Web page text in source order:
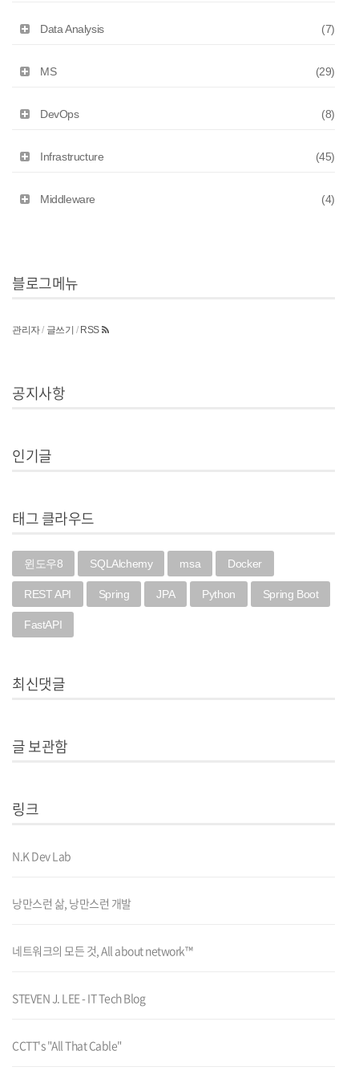
Data Analysis (7)
MS (29)
DevOps (8)
Infrastructure (45)
Middleware (4)
블로그메뉴
관리자/ 글쓰기 / RSS
공지사항
인기글
태그 클라우드
윈도우8 SQLAlchemy msa Docker
REST API Spring JPA Python Spring Boot
FastAPI
최신댓글
글 보관함
링크
N.K Dev Lab
낭만스런 삶, 낭만스런 개발
네트워크의 모든 것, All about network™
STEVEN J. LEE - IT Tech Blog
CCTT's "All That Cable"